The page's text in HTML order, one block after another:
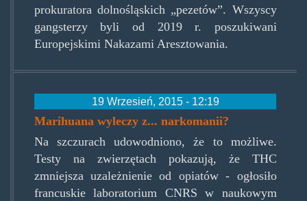
prokuratora dolnośląskich „pezetów”. Wszyscy
gangsterzy byli od 2019 r. poszukiwani
Europejskimi Nakazami Aresztowania.
19 Wrzesień, 2015 - 12:19
Marihuana wyleczy z... narkomanii?
Na szczurach udowodniono, że to możliwe.
Testy na zwierzętach pokazują, że THC
zmniejsza uzależnienie od opiatów - ogłosiło
francuskie laboratorium CNRS w naukowym